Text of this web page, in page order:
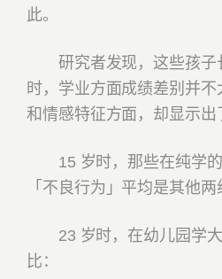
此。
研究者发现，这些孩子
时，学业方面成绩差别并
和情感特征方面，却显示出
15 岁时，那些在纯学的
「不良行为」平均是其他两
23 岁时，在幼儿园学大
比：